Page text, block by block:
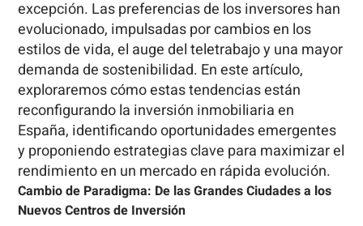
excepción. Las preferencias de los inversores han
evolucionado, impulsadas por cambios en los
estilos de vida, el auge del teletrabajo y una mayor
demanda de sostenibilidad. En este artículo,
exploraremos cómo estas tendencias están
reconfigurando la inversión inmobiliaria en
España, identificando oportunidades emergentes
y proponiendo estrategias clave para maximizar el
rendimiento en un mercado en rápida evolución.
Cambio de Paradigma: De las Grandes Ciudades a los
Nuevos Centros de Inversión